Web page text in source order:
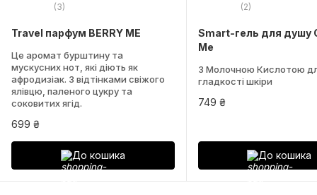
(3)
Travel парфум BERRY ME
Це аромат бурштину та
мускусних нот, які діють як
афродизіак. З відтінками свіжого
ялівцю, паленого цукру та
соковитих ягід.
699 ₴
До кошика
(2)
Smart-гель для душу
Me
З Молочною Кислотою
гладкості шкіри
749 ₴
До кошика